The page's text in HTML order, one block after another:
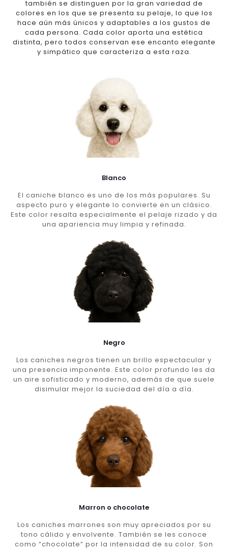
también se distinguen por la gran variedad de
colores en los que se presenta su pelaje, lo que los
hace aún más únicos y adaptables a los gustos de
cada persona. Cada color aporta una estética
distinta, pero todos conservan ese encanto elegante
y simpático que caracteriza a esta raza.
Blanco
El caniche blanco es uno de los más populares. Su
aspecto puro y elegante lo convierte en un clásico.
Este color resalta especialmente el pelaje rizado y da
una apariencia muy limpia y refinada.
Negro
Los caniches negros tienen un brillo espectacular y
una presencia imponente. Este color profundo les da
un aire sofisticado y moderno, además de que suele
disimular mejor la suciedad del día a día.
Marron o chocolate
Los caniches marrones son muy apreciados por su
tono cálido y envolvente. También se les conoce
como “chocolate” por la intensidad de su color. Son